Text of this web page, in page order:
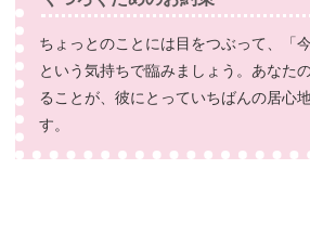
ちょっとのことには目をつぶって、「
という気持ちで臨みましょう。あなた
ることが、彼にとっていちばんの居心
す。